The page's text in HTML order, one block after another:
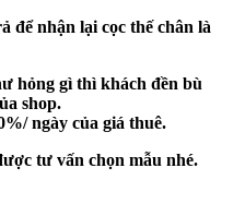
để nhận lại cọc thế chân là
hỏng gì thì khách đền bù
shop.
ngày của giá thuê.
tư vấn chọn mẫu nhé.